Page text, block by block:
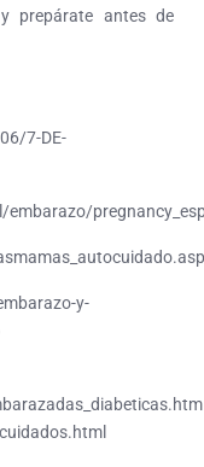
prepárate antes de
7-DE-
y-